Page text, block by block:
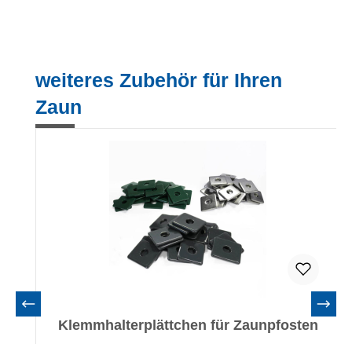
Produktgalerie überspringen
weiteres Zubehör für Ihren
Zaun
Klemmhalterplättchen für Zaunpfosten